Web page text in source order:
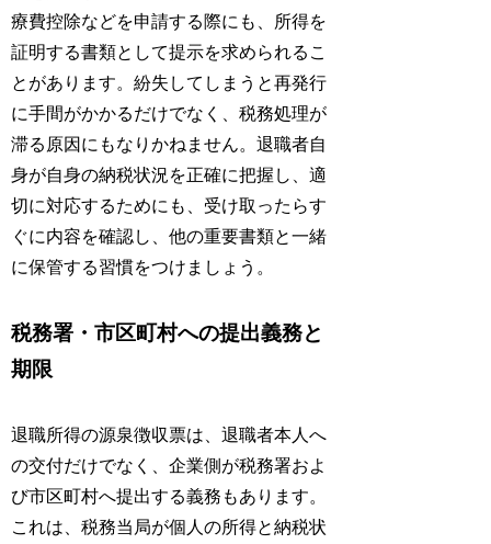
療費控除などを申請する際にも、所得を
証明する書類として提示を求められるこ
とがあります。紛失してしまうと再発行
に手間がかかるだけでなく、税務処理が
滞る原因にもなりかねません。退職者自
身が自身の納税状況を正確に把握し、適
切に対応するためにも、受け取ったらす
ぐに内容を確認し、他の重要書類と一緒
に保管する習慣をつけましょう。
税務署・市区町村への提出義務と
期限
退職所得の源泉徴収票は、退職者本人へ
の交付だけでなく、企業側が税務署およ
び市区町村へ提出する義務もあります。
これは、税務当局が個人の所得と納税状